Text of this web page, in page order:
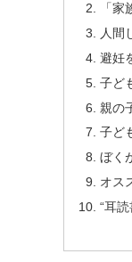
「
人間
避妊
子ど
親の
子ど
ぼく
オス
“耳